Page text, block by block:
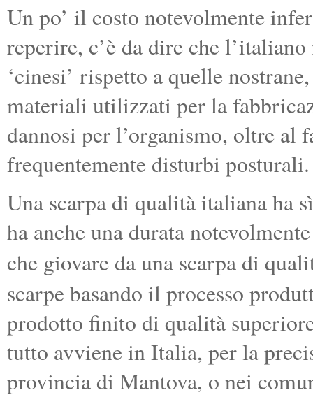
Un po’ il costo notevolmente
reperire, c’è da dire che
‘cinesi’ rispetto a quelle
materiali utilizzati per la
dannosi per l’organismo, oltre al
frequentemente disturbi posturali.
Una scarpa di qualità italiana ha
ha anche una durata
che giovare da una scarpa di
scarpe basando il processo
prodotto finito di qualità
tutto avviene in Italia, per la
provincia di Mantova, o nei